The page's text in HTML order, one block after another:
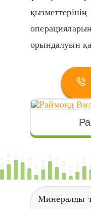
орындалуын
Минералды